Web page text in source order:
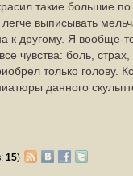
такие большие
выписывать
к другому. Я вообще-
чувства: боль,
только голову.
данного
15)